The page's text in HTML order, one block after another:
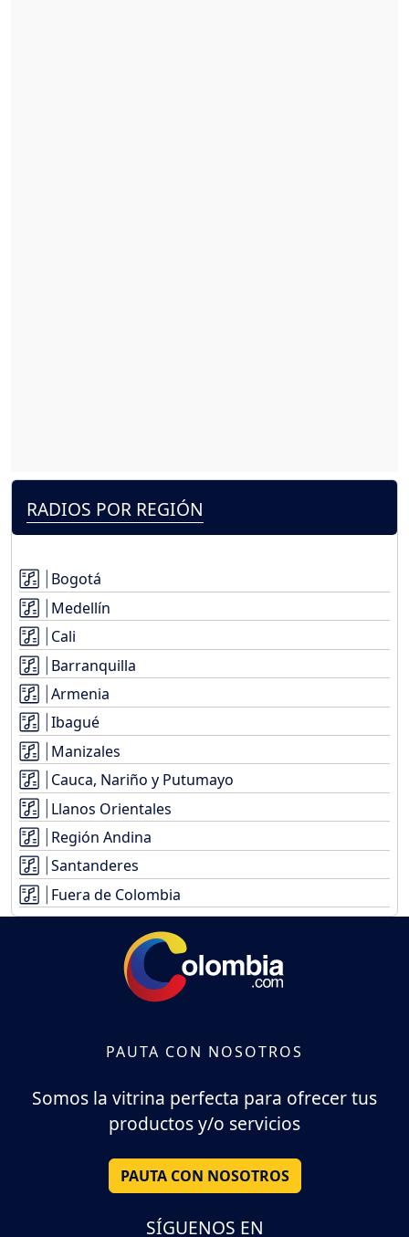
RADIOS POR REGIÓN
Bogotá
Medellín
Cali
Barranquilla
Armenia
Ibagué
Manizales
Cauca, Nariño y Putumayo
Llanos Orientales
Región Andina
Santanderes
Fuera de Colombia
PAUTA CON NOSOTROS
Somos la vitrina perfecta para ofrecer tus
productos y/o servicios
PAUTA CON NOSOTROS
SÍGUENOS EN